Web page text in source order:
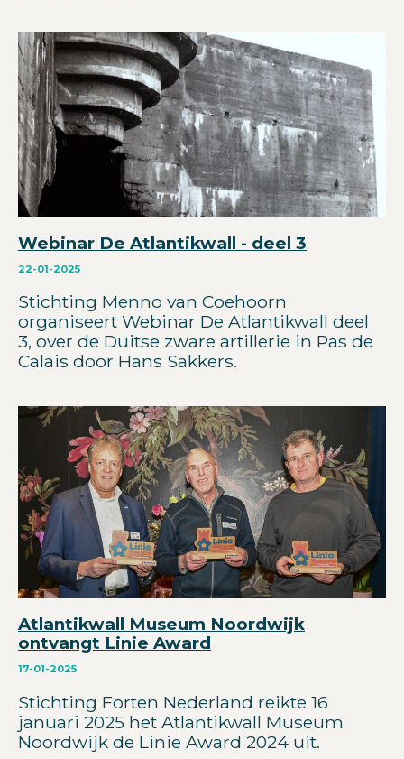
Webinar De Atlantikwall - deel 3
22-01-2025
Stichting Menno van Coehoorn
organiseert Webinar De Atlantikwall deel
3, over de Duitse zware artillerie in Pas de
Calais door Hans Sakkers.
Atlantikwall Museum Noordwijk
ontvangt Linie Award
17-01-2025
Stichting Forten Nederland reikte 16
januari 2025 het Atlantikwall Museum
Noordwijk de Linie Award 2024 uit.